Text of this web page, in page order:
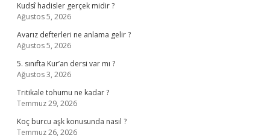
Kudsî hadisler gerçek midir ?
Ağustos 5, 2026
Avarız defterleri ne anlama gelir ?
Ağustos 5, 2026
5. sınıfta Kur’an dersi var mı ?
Ağustos 3, 2026
Tritikale tohumu ne kadar ?
Temmuz 29, 2026
Koç burcu aşk konusunda nasıl ?
Temmuz 26, 2026